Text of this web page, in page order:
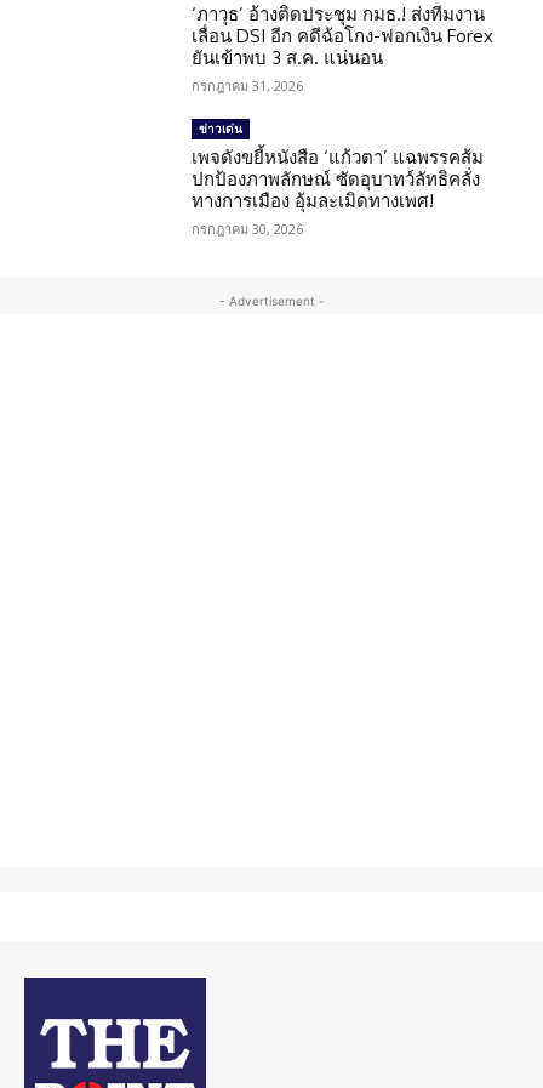
‘ภาวุธ’ อ้างติดประชุม กมธ.! ส่งทีมงาน
เลื่อน DSI อีก คดีฉ้อโกง-ฟอกเงิน Forex
ยันเข้าพบ 3 ส.ค. แน่นอน
กรกฎาคม 31, 2026
ข่าวเด่น
เพจดังขยี้หนังสือ ‘แก้วตา’ แฉพรรคส้ม
ปกป้องภาพลักษณ์ ซัดอุบาทว์ลัทธิคลั่ง
ทางการเมือง อุ้มละเมิดทางเพศ!
กรกฎาคม 30, 2026
- Advertisement -